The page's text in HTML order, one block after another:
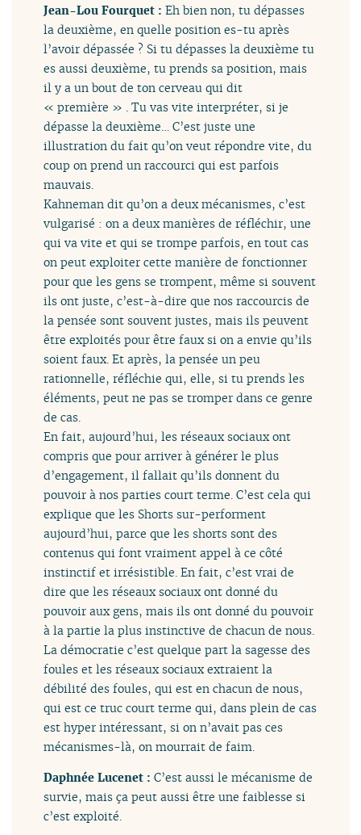
Jean-Lou Fourquet :Eh bien non, tu dépasses
la deuxième, en quelle position es-tu après
l’avoir dépassée ? Si tu dépasses la deuxième tu
es aussi deuxième, tu prends sa position, mais
il y a un bout de ton cerveau qui dit
« première » . Tu vas vite interpréter, si je
dépasse la deuxième… C’est juste une
illustration du fait qu’on veut répondre vite, du
coup on prend un raccourci qui est parfois
mauvais.
Kahneman dit qu’on a deux mécanismes, c’est
vulgarisé : on a deux manières de réfléchir, une
qui va vite et qui se trompe parfois, en tout cas
on peut exploiter cette manière de fonctionner
pour que les gens se trompent, même si souvent
ils ont juste, c’est-à-dire que nos raccourcis de
la pensée sont souvent justes, mais ils peuvent
être exploités pour être faux si on a envie qu’ils
soient faux. Et après, la pensée un peu
rationnelle, réfléchie qui, elle, si tu prends les
éléments, peut ne pas se tromper dans ce genre
de cas.
En fait, aujourd’hui, les réseaux sociaux ont
compris que pour arriver à générer le plus
d’engagement, il fallait qu’ils donnent du
pouvoir à nos parties court terme. C’est cela qui
explique que les Shorts sur-performent
aujourd’hui, parce que les shorts sont des
contenus qui font vraiment appel à ce côté
instinctif et irrésistible. En fait, c’est vrai de
dire que les réseaux sociaux ont donné du
pouvoir aux gens, mais ils ont donné du pouvoir
à la partie la plus instinctive de chacun de nous.
La démocratie c’est quelque part la sagesse des
foules et les réseaux sociaux extraient la
débilité des foules, qui est en chacun de nous,
qui est ce truc court terme qui, dans plein de cas
est hyper intéressant, si on n’avait pas ces
mécanismes-là, on mourrait de faim.
Daphnée Lucenet :C’est aussi le mécanisme de
survie, mais ça peut aussi être une faiblesse si
c’est exploité.